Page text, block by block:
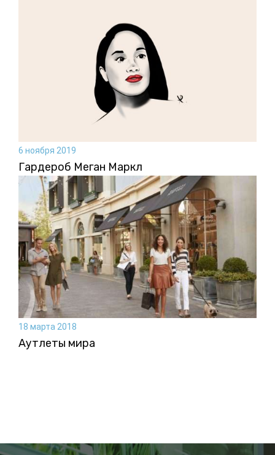
6 ноября 2019
Гардероб Меган Маркл
18 марта 2018
Аутлеты мира